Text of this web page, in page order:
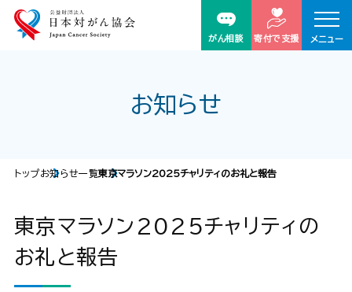
がん相談 寄付で支援 メニュー
お知らせ
トップお知らせ一覧東京マラソン2025チャリティのお礼と報告​
東京マラソン2025チャリティの
お礼と報告​